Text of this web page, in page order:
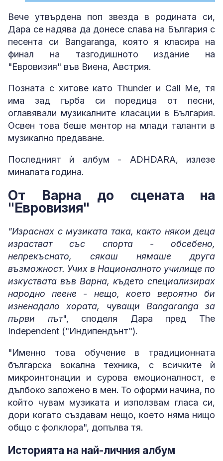
Вече утвърдена поп звезда в родината си,
Дара се надява да донесе слава на България с
песента си Bangaranga, която я класира на
финал на тазгодишното издание на
"Евровизия" във Виена, Австрия.
Позната с хитове като Thunder и Call Me, тя
има зад гърба си поредица от песни,
оглавявали музикалните класации в България.
Освен това беше ментор на млади таланти в
музикално предаване.
Последният ѝ албум - ADHDARA, излезе
миналата година.
От Варна до сцената на
"Евровизия"
"Израснах с музиката така, както някои деца
израстват със спорта - обсебено,
непрекъснато, сякаш нямаше друга
възможност. Учих в Националното училище по
изкуствата във Варна, където специализирах
народно пеене - нещо, което вероятно би
изненадало хората, чуващи Bangaranga за
първи път", споделя Дара пред The
Independent ("Индипендънт").
"Именно това обучение в традиционната
българска вокална техника, с всичките ѝ
микроинтонации и сурова емоционалност, е
дълбоко заложено в мен. То оформи начина, по
който чувам музиката и използвам гласа си,
дори когато създавам нещо, което няма нищо
общо с фолклора", допълва тя.
Историята на най-личния албум